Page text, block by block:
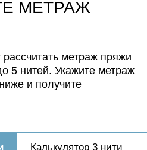
МЕТРАЖ
метраж пряжи
5 нитей. Укажите метраж
и получите
Калькулятор 3 нити
4 нитей